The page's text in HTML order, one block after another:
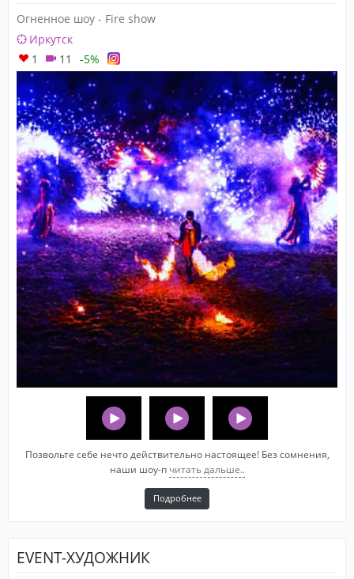
Огненное шоу - Fire show
Иркутск
1
11 -5%
Позвольте себе нечто действительно настоящее! Без сомнения,
наши шоу-п читать дальше..
Подробнее
EVENT-ХУДОЖНИК